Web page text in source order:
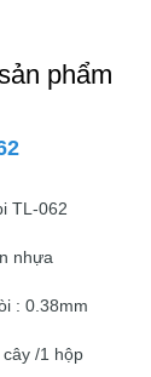
phẩm
TL-062
nhựa
: 0.38mm
/1 hộp